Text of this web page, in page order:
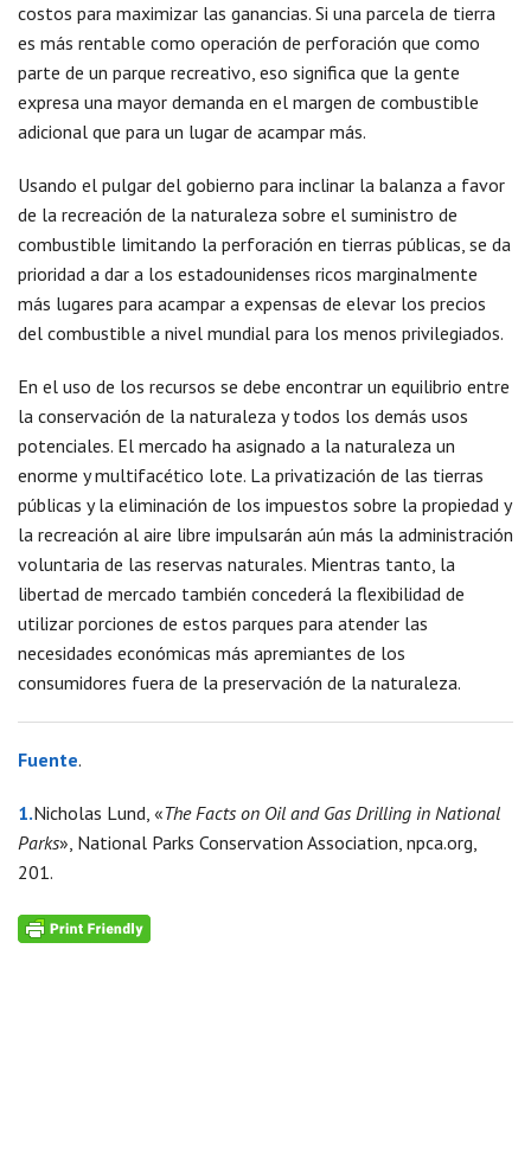
costos para maximizar las ganancias. Si una parcela de tierra
es más rentable como operación de perforación que como
parte de un parque recreativo, eso significa que la gente
expresa una mayor demanda en el margen de combustible
adicional que para un lugar de acampar más.
Usando el pulgar del gobierno para inclinar la balanza a favor
de la recreación de la naturaleza sobre el suministro de
combustible limitando la perforación en tierras públicas, se da
prioridad a dar a los estadounidenses ricos marginalmente
más lugares para acampar a expensas de elevar los precios
del combustible a nivel mundial para los menos privilegiados.
En el uso de los recursos se debe encontrar un equilibrio entre
la conservación de la naturaleza y todos los demás usos
potenciales. El mercado ha asignado a la naturaleza un
enorme y multifacético lote. La privatización de las tierras
públicas y la eliminación de los impuestos sobre la propiedad y
la recreación al aire libre impulsarán aún más la administración
voluntaria de las reservas naturales. Mientras tanto, la
libertad de mercado también concederá la flexibilidad de
utilizar porciones de estos parques para atender las
necesidades económicas más apremiantes de los
consumidores fuera de la preservación de la naturaleza.
Fuente.
1.Nicholas Lund, «The Facts on Oil and Gas Drilling in National
Parks», National Parks Conservation Association, npca.org,
201.